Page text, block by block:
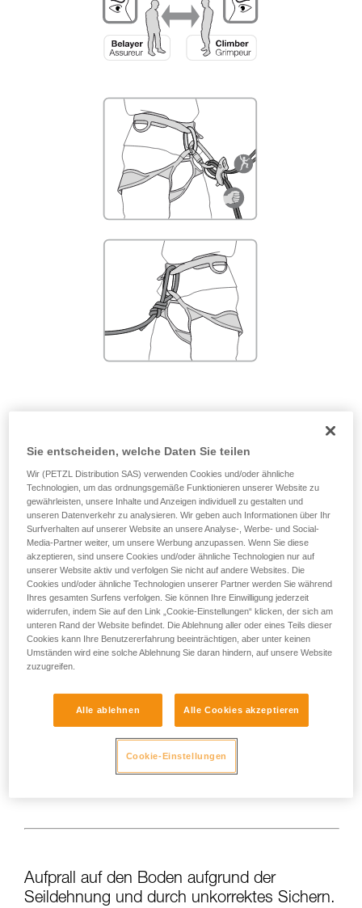
Sie ihn eigenständig durchführen.
Wir geben Beispiele für die mit Ihrer Aktivität
verbundenen Techniken. Möglicherweise gibt es
noch andere Techniken, die hier nicht
Zu kurzes Seil.
Lösung:das Seilende systematisch mit einem Knoten
versehen.
Und die Länge der Routen auf der Karte prüfen.
Aufprall auf den Boden aufgrund der
Seildehnung und durch unkorrektes Sichern.
Sie entscheiden, welche Daten Sie teilen
Wir (PETZL Distribution SAS) verwenden Cookies und/oder ähnliche
Technologien, um das ordnungsgemäße Funktionieren unserer Website zu
gewährleisten, unsere Inhalte und Anzeigen individuell zu gestalten und
unseren Datenverkehr zu analysieren. Wir geben auch Informationen über Ihr
Surfverhalten auf unserer Website an unsere Analyse-, Werbe- und Social-
Media-Partner weiter, um unsere Werbung anzupassen. Wenn Sie diese
akzeptieren, sind unsere Cookies und/oder ähnliche Technologien nur auf
unserer Website aktiv und verfolgen Sie nicht auf andere Websites. Die
Cookies und/oder ähnliche Technologien unserer Partner werden Sie während
Ihres gesamten Surfens verfolgen. Sie können Ihre Einwilligung jederzeit
widerrufen, indem Sie auf den Link „Cookie-Einstellungen“ klicken, der sich am
unteren Rand der Website befindet. Die Ablehnung aller oder eines Teils dieser
Cookies kann Ihre Benutzererfahrung beeinträchtigen, aber unter keinen
Umständen wird eine solche Ablehnung Sie daran hindern, auf unsere Website
zuzugreifen.
Alle ablehnen Alle Cookies akzeptieren
Cookie-Einstellungen